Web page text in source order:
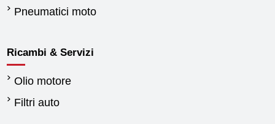
Pneumatici moto
Ricambi & Servizi
Olio motore
Filtri auto